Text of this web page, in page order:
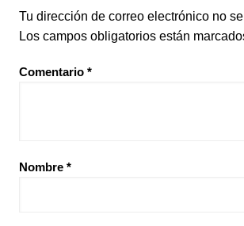
Tu dirección de correo electrónico no
Los campos obligatorios están
Comentario *
Nombre *